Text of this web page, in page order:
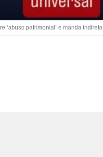
‘abuso patrimonial’ e manda indireta